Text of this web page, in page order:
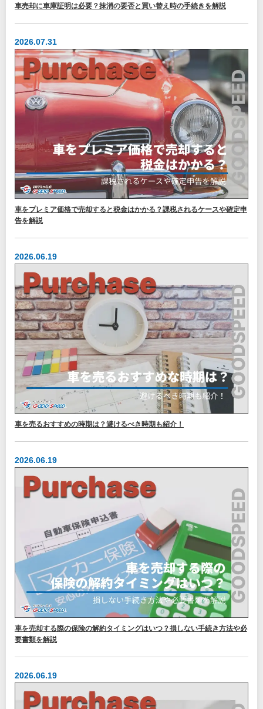
車売却に車庫証明は必要？抹消の要否と買い替え時の手続きを解説
2026.07.31
車をプレミア価格で売却すると税金はかかる？課税されるケースや確定申
告を解説
2026.06.19
車を売るおすすめの時期は？避けるべき時期も紹介！
2026.06.19
車を売却する際の保険の解約タイミングはいつ？損しない手続き方法や必
要書類を解説
2026.06.19